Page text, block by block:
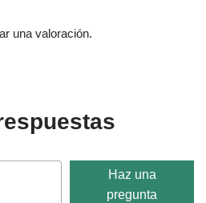
una valoración.
Haz una
pregunta